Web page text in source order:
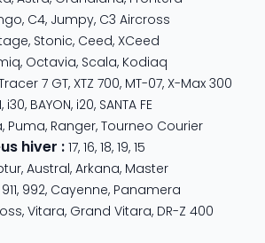
, C4, Jumpy, C3 Aircross
, Stonic, Ceed, XCeed
, Octavia, Scala, Kodiaq
7 GT, XTZ 700, MT-07, X-Max 300
, i30, BAYON, i20, SANTA FE
, Puma, Ranger, Tourneo Courier
hiver : 17, 16, 18, 19, 15
, Austral, Arkana, Master
911, 992, Cayenne, Panamera
, Vitara, Grand Vitara, DR-Z 400